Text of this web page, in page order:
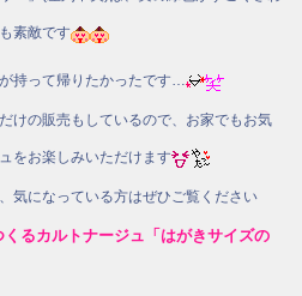
素敵です
持って帰りたかったです…
けの販売もしているので、お家でもお気
をお楽しみいただけます
気になっている方はぜひご覧ください
るカルトナージュ 「はがきサイズの